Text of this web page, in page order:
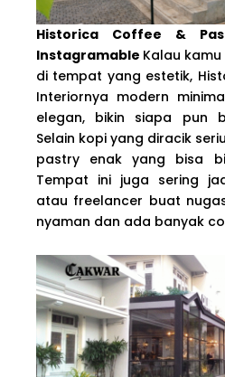
Historica Coffee &
Instagramable Kalau
di tempat yang estetik,
Interiornya modern
elegan, bikin siapa pun
Selain kopi yang diracik
pastry enak yang bisa
Tempat ini juga sering
atau freelancer buat
nyaman dan ada banyak